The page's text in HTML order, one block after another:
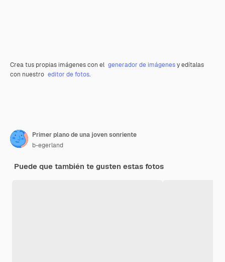
Crea tus propias imágenes con el generador de imágenesy edítalas
con nuestro editor de fotos.
Primer plano de una joven sonriente
b-egerland
Puede que también te gusten estas fotos